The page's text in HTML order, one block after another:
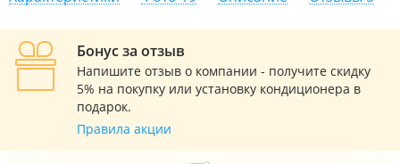
Бонус за отзыв
Напишите отзыв о компании - получите скидку
5% на покупку или установку кондиционера в
подарок.
Правила акции